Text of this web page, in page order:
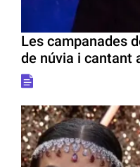
Les campanades
de núvia i cantant